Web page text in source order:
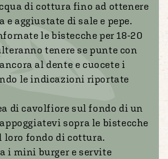
di cottura fino ad ottenere
e aggiustate di sale e pepe.
le bistecche per 18-20
tenere se punte con
al dente e cuocete i
le indicazioni riportate
di cavolfiore sul fondo di un
sopra le bistecche
loro fondo di cottura.
i mini burger e servite